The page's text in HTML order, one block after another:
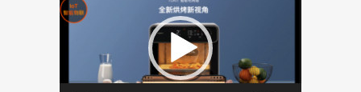
频
播
放
器